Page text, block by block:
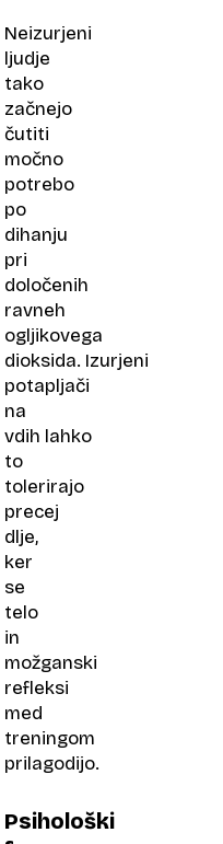
Neizurjeni
ljudje
tako
začnejo
čutiti
močno
potrebo
po
dihanju
pri
določenih
ravneh
ogljikovega
dioksida. Izurjeni
potapljači
na
vdih lahko
to
tolerirajo
precej
dlje,
ker
se
telo
in
možganski
refleksi
med
treningom
prilagodijo.
Psihološki